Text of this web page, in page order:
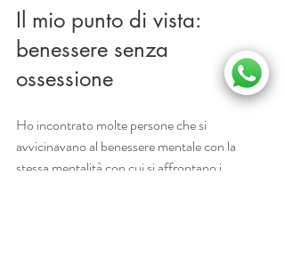
Il mio punto di vista:
benessere senza
ossessione
Ho incontrato molte persone che si
avvicinavano al benessere mentale con la
stessa mentalità con cui si affrontano i